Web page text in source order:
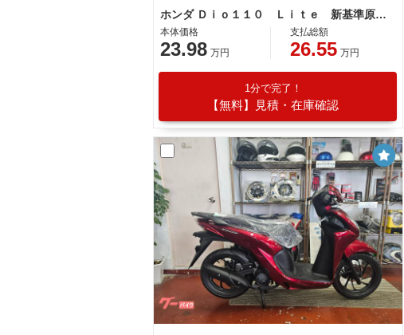
ホンダ Ｄｉｏ１１０ Ｌｉｔｅ 新基準原付 原付免許運転可
本体価格
23.98 万円
支払総額
26.55 万円
1分で完了！
【無料】見積・在庫確認